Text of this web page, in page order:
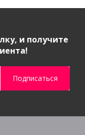
и получите